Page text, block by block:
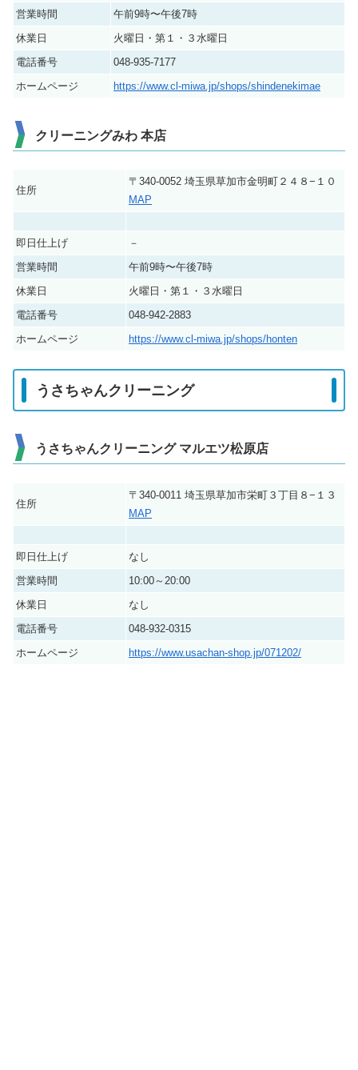
営業時間
午前9時〜午後7時
休業日
火曜日・第１・３水曜日
電話番号
048-935-7177
ホームページ
https://www.cl-miwa.jp/shops/shindenekimae
クリーニングみわ 本店
住所
〒340-0052 埼玉県草加市金明町２４８−１０
MAP
即日仕上げ
－
営業時間
午前9時〜午後7時
休業日
火曜日・第１・３水曜日
電話番号
048-942-2883
ホームページ
https://www.cl-miwa.jp/shops/honten
うさちゃんクリーニング
うさちゃんクリーニング マルエツ松原店
住所
〒340-0011 埼玉県草加市栄町３丁目８−１３
MAP
即日仕上げ
なし
営業時間
10:00～20:00
休業日
なし
電話番号
048-932-0315
ホームページ
https://www.usachan-shop.jp/071202/